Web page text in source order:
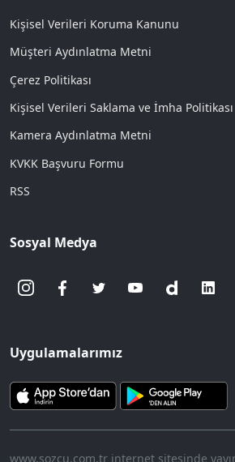
Kişisel Verileri Koruma Kanunu
Müşteri Aydınlatma Metni
Çerez Politikası
Kişisel Verileri Saklama ve İmha Politikası
Kamera Aydınlatma Metni
KVKK Başvuru Formu
RSS
Sosyal Medya
Uygulamalarımız
www.sozcu.com.tr internet sitesinde